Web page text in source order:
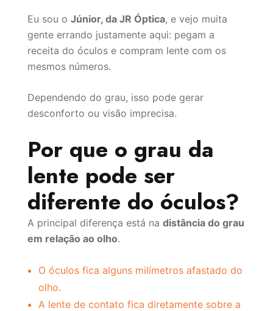
Eu sou o Júnior, da JR Óptica, e vejo muita
gente errando justamente aqui: pegam a
receita do óculos e compram lente com os
mesmos números.
Dependendo do grau, isso pode gerar
desconforto ou visão imprecisa.
Por que o grau da
lente pode ser
diferente do óculos?
A principal diferença está na distância do grau
em relação ao olho.
O óculos fica alguns milímetros afastado do
olho.
A lente de contato fica diretamente sobre a